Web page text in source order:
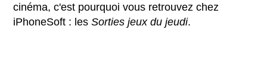
cinéma, c'est pourquoi vous retrouvez chez
iPhoneSoft : lesSorties jeux du jeudi.